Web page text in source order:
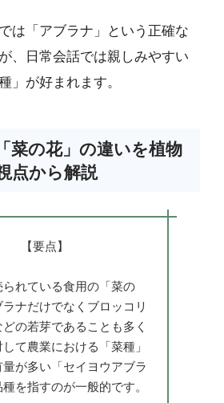
は「アブラナ」という正確な
、日常会話では親しみやすい
」が好まれます。
菜の花」の違いを植物
点から解説
【要点】
られている食用の「菜の
ナだけでなくブロッコリ
の若芽であることも多く
て農業における「菜種」
が多い「セイヨウアブラ
を指すのが一般的です。